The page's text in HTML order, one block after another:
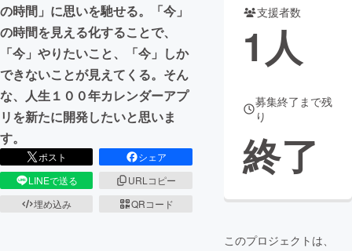
CAMPFIRE for Social Good
CAMPFIRE Creation
CAMPFIREふるさと納税
コミュニティ
の時間」に思いを馳せる。「今」
の時間を見える化することで、
「今」やりたいこと、「今」しか
できないことが見えてくる。そん
な、人生１００年カレンダーアプ
リを新たに開発したいと思いま
す。
ポスト
シェア
LINEで送る
URLコピー
埋め込み
QRコード
支援者数
1人
募集終了まで残
り
終了
このプロジェクトは、